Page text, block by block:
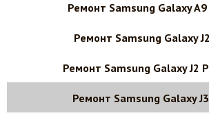
Ремонт Samsung Galaxy
Ремонт Samsung Galaxy
Ремонт Samsung Galaxy J2
Ремонт Samsung Galaxy